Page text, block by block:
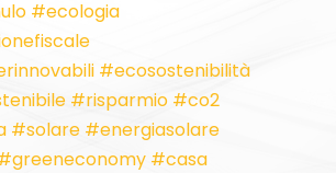
#ecologia
#ecosostenibilità
#risparmio #co2
#solare #energiasolare
#casa